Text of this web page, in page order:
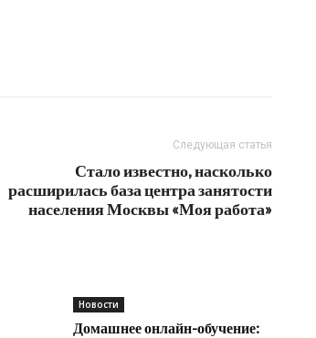
Следующая статья
Стало известно, насколько
расширилась база центра занятости
населения Москвы «Моя работа»
Новости
Домашнее онлайн-обучение: